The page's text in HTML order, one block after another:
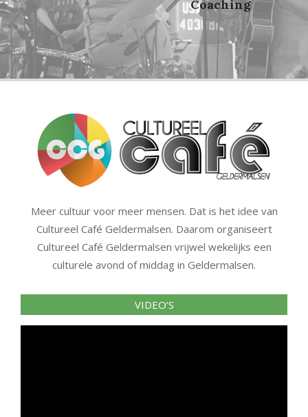
Coaching
Meer cultuur voor meer mensen. Dat is het idee van
Cultureel Café Geldermalsen. Daarom organiseert
Cultureel Café Geldermalsen vrijwel wekelijks een
culturele avond of middag in Geldermalsen.
VIDEO’S